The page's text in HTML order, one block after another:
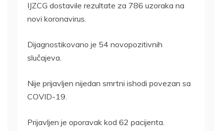
IJZCG dostavile rezultate za 786 uzoraka na
novi koronavirus.
Dijagnostikovano je 54 novopozitivnih
slučajeva.
Nije prijavljen nijedan smrtni ishodi povezan sa
COVID-19.
Prijavljen je oporavak kod 62 pacijenta.